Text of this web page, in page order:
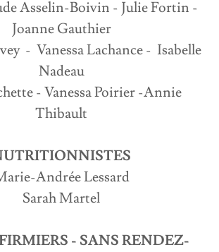
Asselin-Boivin - Julie Fortin -
Joanne Gauthier
- Vanessa Lachance - Isabelle
Nadeau
- Vanessa Poirier -Annie
Thibault
Andrée Lessard
Sarah Martel
- SANS RENDEZ-